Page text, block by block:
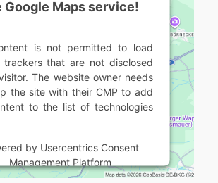
Google Maps service!
is not permitted to load
that are not disclosed
The website owner needs
the site with their CMP to add
to the list of technologies
by Usercentrics Consent
Management Platform